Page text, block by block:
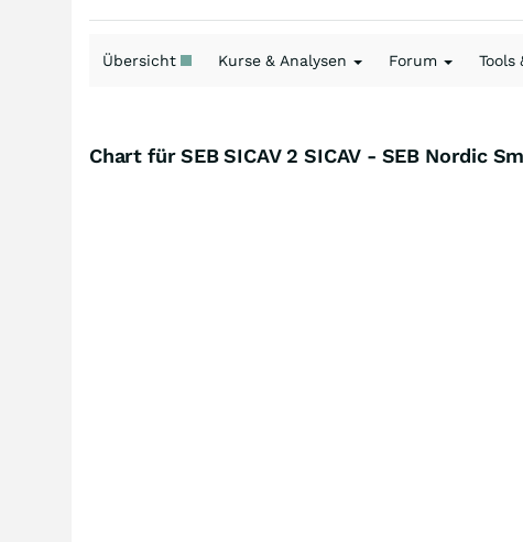
Übersicht Kurse & Analysen Forum Tools
Chart für SEB SICAV 2 SICAV - SEB Nordic